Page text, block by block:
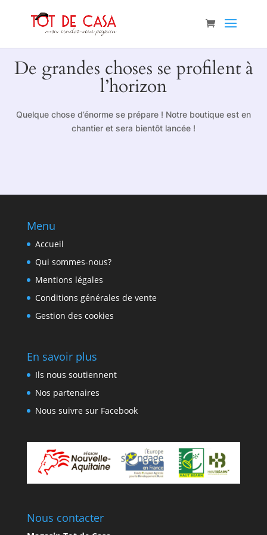
De grandes choses se profilent à
l’horizon
Quelque chose d’énorme se prépare ! Notre boutique est en
chantier et sera bientôt lancée !
Menu
Accueil
Qui sommes-nous?
Mentions légales
Conditions générales de vente
Gestion des cookies
En savoir plus
Ils nous soutiennent
Nos partenaires
Nous suivre sur Facebook
Nous contacter